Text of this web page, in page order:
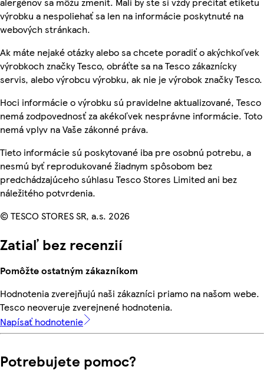
výrobku a nespoliehať sa len na informácie poskytnuté na
webových stránkach.
Ak máte nejaké otázky alebo sa chcete poradiť o akýchkoľvek
výrobkoch značky Tesco, obráťte sa na Tesco zákaznícky
servis, alebo výrobcu výrobku, ak nie je výrobok značky Tesco.
Hoci informácie o výrobku sú pravidelne aktualizované, Tesco
nemá zodpovednosť za akékoľvek nesprávne informácie. Toto
nemá vplyv na Vaše zákonné práva.
Tieto informácie sú poskytované iba pre osobnú potrebu, a
nesmú byť reprodukované žiadnym spôsobom bez
predchádzajúceho súhlasu Tesco Stores Limited ani bez
náležitého potvrdenia.
© TESCO STORES SR, a.s. 2026
Zatiaľ bez recenzií
Pomôžte ostatným zákazníkom
Hodnotenia zverejňujú naši zákazníci priamo na našom webe.
Tesco neoveruje zverejnené hodnotenia.
Napísať hodnotenie
Potrebujete pomoc?